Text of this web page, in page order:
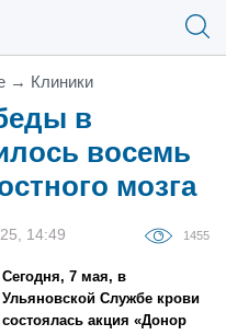
→ Клиники
в
восемь
мозга
14:49 1455
Сегодня, 7 мая, в
Ульяновской Службе крови
состоялась акция «Донор